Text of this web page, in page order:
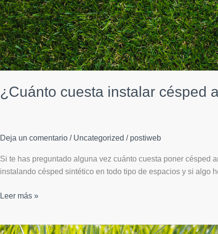
¿Cuánto cuesta instalar césped
Deja un comentario / Uncategorized / postiweb
Si te has preguntado alguna vez cuánto cuesta poner césped
instalando césped sintético en todo tipo de espacios y si algo
¿Cuánto
Leer más »